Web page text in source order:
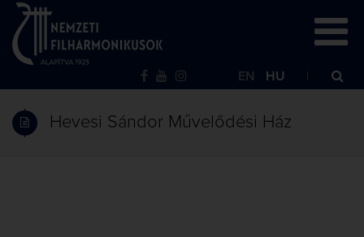
EN HU
Hevesi Sándor Művelődési Ház